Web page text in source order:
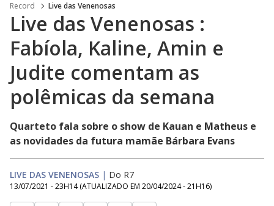
Record Live das Venenosas
Live das Venenosas :
Fabíola, Kaline, Amin e
Judite comentam as
polêmicas da semana
Quarteto fala sobre o show de Kauan e Matheus e
as novidades da futura mamãe Bárbara Evans
LIVE DAS VENENOSAS | Do R7
13/07/2021 - 23H14 (ATUALIZADO EM 20/04/2024 - 21H16)